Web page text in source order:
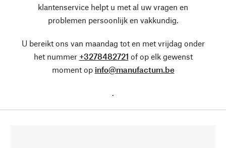
klantenservice helpt u met al uw vragen en
problemen persoonlijk en vakkundig.
U bereikt ons van maandag tot en met vrijdag onder
het nummer +3278482721 of op elk gewenst
moment op info@manufactum.be
.